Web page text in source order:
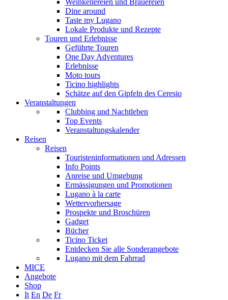
Weinkellereien und Brauereien
Dine around
Taste my Lugano
Lokale Produkte und Rezepte
Touren und Erlebnisse
Geführte Touren
One Day Adventures
Erlebnisse
Moto tours
Ticino highlights
Schätze auf den Gipfeln des Ceresio
Veranstaltungen
Clubbing und Nachtleben
Top Events
Veranstaltungskalender
Reisen
Reisen
Touristeninformationen und Adressen
Info Points
Anreise und Umgebung
Ermässigungen und Promotionen
Lugano à la carte
Wettervorhersage
Prospekte und Broschüren
Gadget
Bücher
Ticino Ticket
Entdecken Sie alle Sonderangebote
Lugano mit dem Fahrrad
MICE
Angebote
Shop
It En De Fr